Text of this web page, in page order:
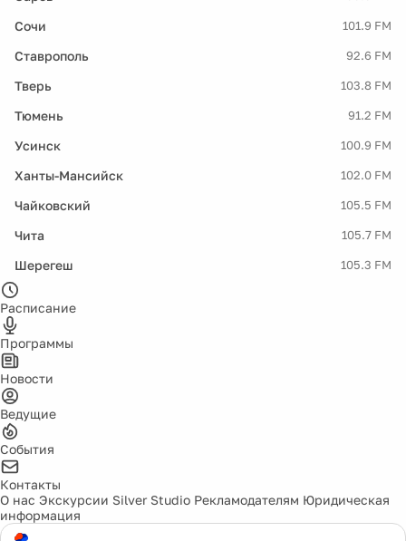
Сочи 101.9 FM
Ставрополь 92.6 FM
Тверь 103.8 FM
Тюмень 91.2 FM
Усинск 100.9 FM
Ханты-Мансийск 102.0 FM
Чайковский 105.5 FM
Чита 105.7 FM
Шерегеш 105.3 FM
Расписание
Программы
Новости
Ведущие
События
Контакты
О нас Экскурсии Silver Studio Рекламодателям Юридическая
информация